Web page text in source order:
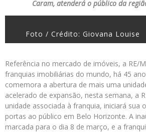
Caram, atenderá o público da
Foto / Crédito: Giovana Louise
Referência no mercado de imóveis, a RE/
franquias imobiliárias do mundo, há 45
comemora a abertura de mais uma
acelerado de expansão, nesta semana, a
unidade associada à franquia, iniciará sua
portas ao público em Belo Horizonte. A
marcada para o dia 8 de março, e a